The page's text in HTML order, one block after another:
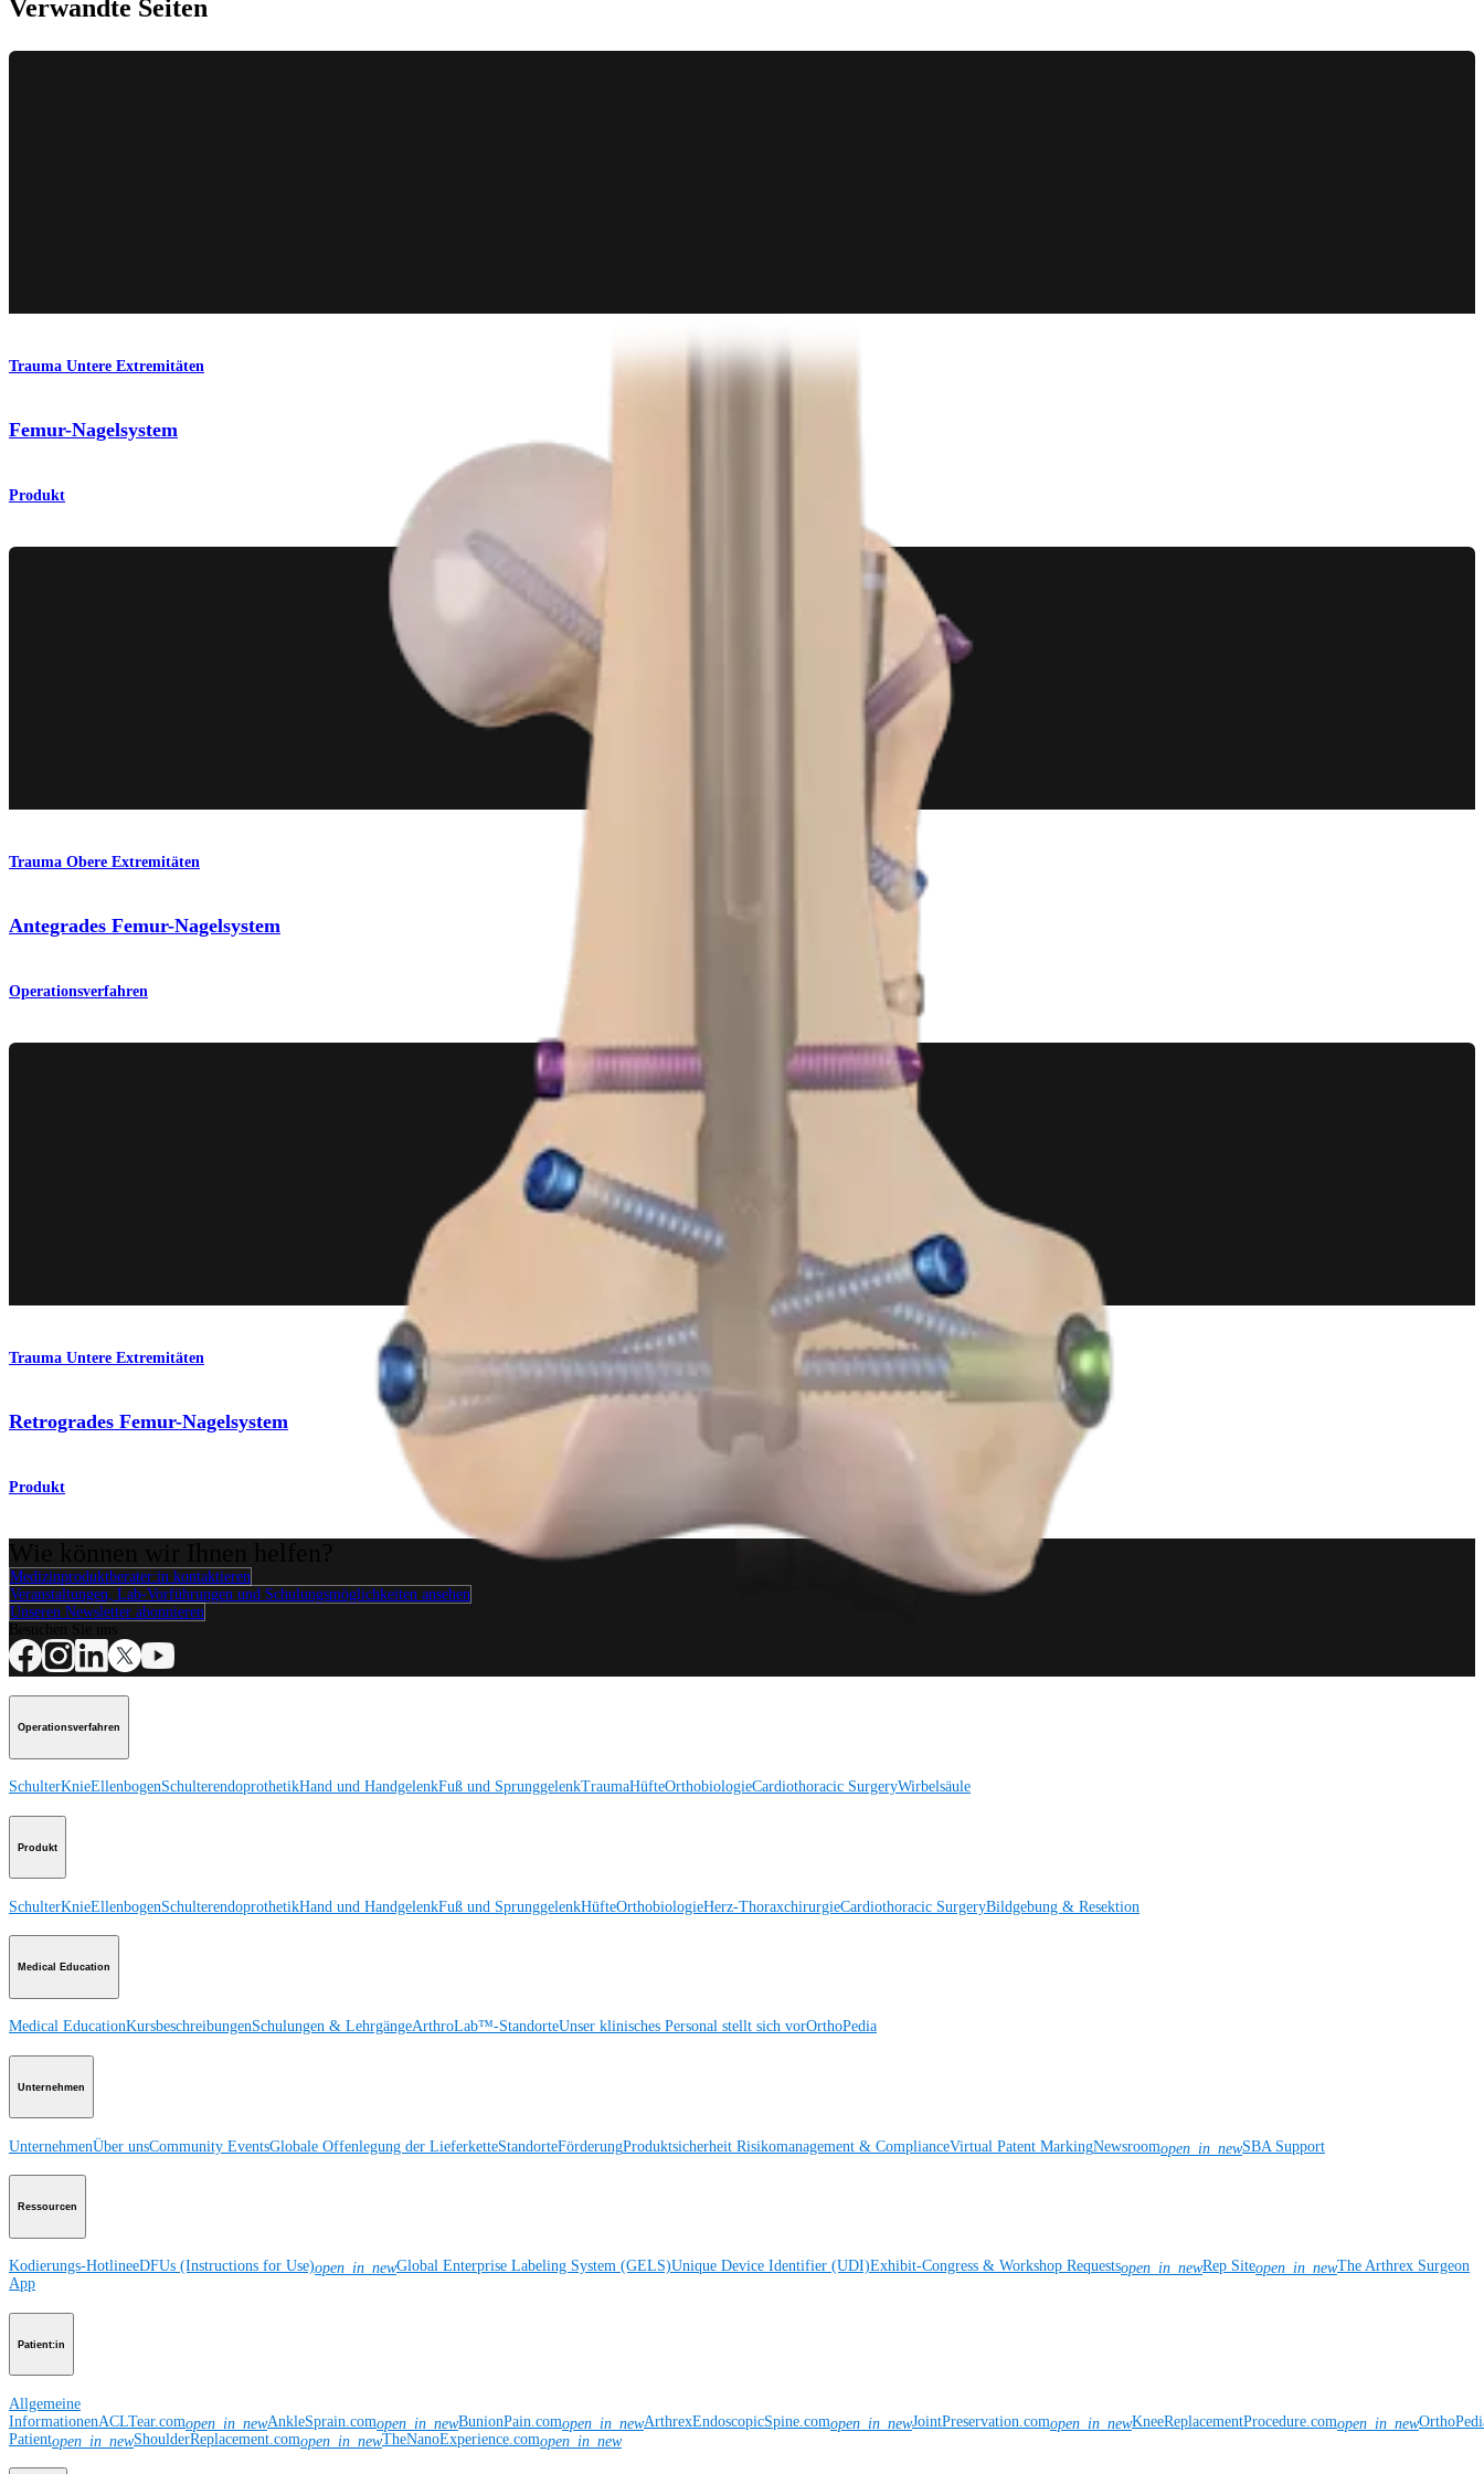
Verwandte Seiten
Trauma Untere Extremitäten
Femur-Nagelsystem
Produkt
Trauma Obere Extremitäten
Antegrades Femur-Nagelsystem
Operationsverfahren
Trauma Untere Extremitäten
Retrogrades Femur-Nagelsystem
Produkt
Medizinproduktberater:in kontaktieren
Veranstaltungen, Lab-Vorführungen und Schulungsmöglichkeiten ansehen
Unseren Newsletter abonnieren
Operationsverfahren
SchulterKnieEllenbogenSchulterendoprothetikHand und HandgelenkFuß und SprunggelenkTraumaHüfteOrthobiologieCardiothoracic SurgeryWirbelsäule
Produkt
SchulterKnieEllenbogenSchulterendoprothetikHand und HandgelenkFuß und SprunggelenkHüfteOrthobiologieHerz-ThoraxchirurgieCardiothoracic SurgeryBildgebung & Resektion
Medical Education
Medical EducationKursbeschreibungenSchulungen & LehrgängeArthroLab™-StandorteUnser klinisches Personal stellt sich vorOrthoPedia
Unternehmen
UnternehmenÜber unsCommunity EventsGlobale Offenlegung der LieferketteStandorteFörderungProduktsicherheit Risikomanagement & ComplianceVirtual Patent MarkingNewsroomopen_in_newSBA Support
Ressourcen
Kodierungs-HotlineeDFUs (Instructions for Use)open_in_newGlobal Enterprise Labeling System (GELS)Unique Device Identifier (UDI)Exhibit-Congress & Workshop Requestsopen_in_newRep Siteopen_in_newThe Arthrex Surgeon
App
Patient:in
Allgemeine
InformationenACLTear.comopen_in_newAnkleSprain.comopen_in_newBunionPain.comopen_in_newArthrexEndoscopicSpine.comopen_in_newJointPreservation.comopen_in_newKneeReplacementProcedure.comopen_in_new
Patientopen_in_newShoulderReplacement.comopen_in_newTheNanoExperience.comopen_in_new